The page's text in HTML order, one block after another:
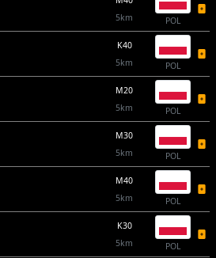
5km
POL
K40
5km
POL
M20
5km
POL
M30
5km
POL
M40
5km
POL
K30
5km
POL